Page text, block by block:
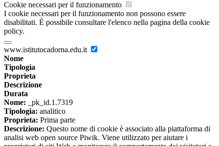
Cookie necessari per il funzionamento
I cookie necessari per il funzionamento non possono essere
disabilitati. È possibile consultare l'elenco nella pagina della cookie
policy.
www.istitutocadorna.edu.it
Nome
Tipologia
Proprieta
Descrizione
Durata
Nome: _pk_id.1.7319
Tipologia: analitico
Proprieta: Prima parte
Descrizione: Questo nome di cookie è associato alla piattaforma di
analisi web open source Piwik. Viene utilizzato per aiutare i